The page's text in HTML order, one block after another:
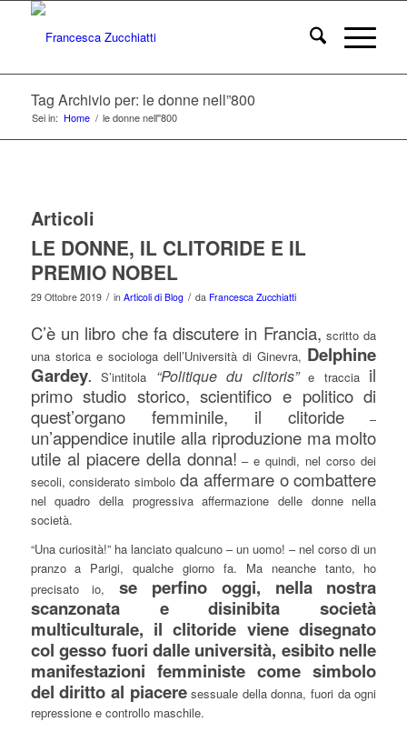
Tag Archivio per: le donne nell”800
Sei in: Home / le donne nell''800
Articoli
LE DONNE, IL CLITORIDE E IL
PREMIO NOBEL
29 Ottobre 2019 / in Articoli di Blog / da Francesca Zucchiatti
C’è un libro che fa discutere in Francia, scritto da
una storica e sociologa dell’Università di Ginevra, Delphine
Gardey. S’intitola “Politique du clitoris”e traccia il
primo studio storico, scientifico e politico di
quest’organo femminile, il clitoride –
un’appendice inutile alla riproduzione ma molto
utile al piacere della donna! – e quindi, nel corso dei
secoli, considerato simbolo da affermare o combattere
nel quadro della progressiva affermazione delle donne nella
società.
“Una curiosità!” ha lanciato qualcuno – un uomo! – nel corso di un
pranzo a Parigi, qualche giorno fa. Ma neanche tanto, ho
precisato io,
se perfino oggi, nella nostra
scanzonata e disinibita società
multiculturale, il clitoride viene disegnato
col gesso fuori dalle università, esibito nelle
manifestazioni femministe come simbolo
del diritto al piacere sessuale della donna, fuori da ogni
repressione e controllo maschile.